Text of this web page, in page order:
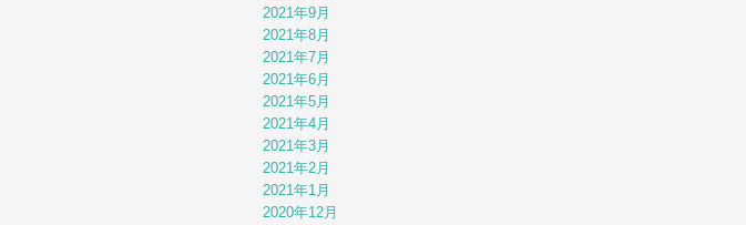
2021年9月
2021年8月
2021年7月
2021年6月
2021年5月
2021年4月
2021年3月
2021年2月
2021年1月
2020年12月